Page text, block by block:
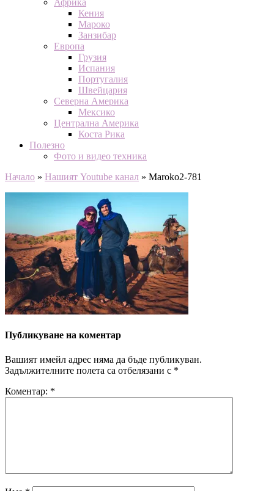
Африка
Кения
Мароко
Занзибар
Европа
Грузия
Испания
Португалия
Швейцария
Северна Америка
Мексико
Централна Америка
Коста Рика
Полезно
Фото и видео техника
Начало » Нашият Youtube канал » Maroko2-781
Публикуване на коментар
Вашият имейл адрес няма да бъде публикуван.
Задължителните полета са отбелязани с *
Коментар: *